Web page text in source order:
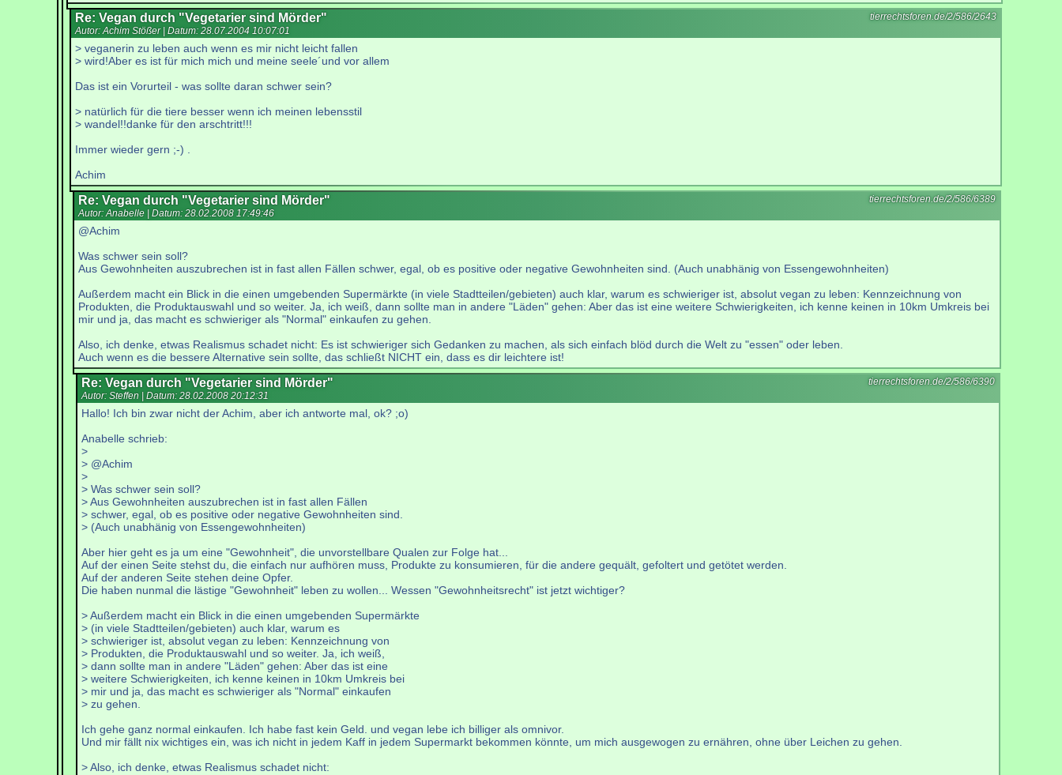
tierrechtsforen.de/2/586/2643
Re: Vegan durch "Vegetarier sind Mörder"
Autor: Achim Stößer | Datum: 28.07.2004 10:07:01
> veganerin zu leben auch wenn es mir nicht leicht fallen
> wird!Aber es ist für mich mich und meine seele´und vor allem
Das ist ein Vorurteil - was sollte daran schwer sein?
> natürlich für die tiere besser wenn ich meinen lebensstil
> wandel!!danke für den arschtritt!!!
Immer wieder gern ;-) .
Achim
tierrechtsforen.de/2/586/6389
Re: Vegan durch "Vegetarier sind Mörder"
Autor: Anabelle | Datum: 28.02.2008 17:49:46
@Achim
Was schwer sein soll?
Aus Gewohnheiten auszubrechen ist in fast allen Fällen schwer, egal, ob es positive oder negative Gewohnheiten sind. (Auch unabhänig von Essengewohnheiten)
Außerdem macht ein Blick in die einen umgebenden Supermärkte (in viele Stadtteilen/gebieten) auch klar, warum es schwieriger ist, absolut vegan zu leben: Kennzeichnung von
Produkten, die Produktauswahl und so weiter. Ja, ich weiß, dann sollte man in andere "Läden" gehen: Aber das ist eine weitere Schwierigkeiten, ich kenne keinen in 10km Umkreis bei
mir und ja, das macht es schwieriger als "Normal" einkaufen zu gehen.
Also, ich denke, etwas Realismus schadet nicht: Es ist schwieriger sich Gedanken zu machen, als sich einfach blöd durch die Welt zu "essen" oder leben.
Auch wenn es die bessere Alternative sein sollte, das schließt NICHT ein, dass es dir leichtere ist!
tierrechtsforen.de/2/586/6390
Re: Vegan durch "Vegetarier sind Mörder"
Autor: Steffen | Datum: 28.02.2008 20:12:31
Hallo! Ich bin zwar nicht der Achim, aber ich antworte mal, ok? ;o)
Anabelle schrieb:
>
> @Achim
>
> Was schwer sein soll?
> Aus Gewohnheiten auszubrechen ist in fast allen Fällen
> schwer, egal, ob es positive oder negative Gewohnheiten sind.
> (Auch unabhänig von Essengewohnheiten)
Aber hier geht es ja um eine "Gewohnheit", die unvorstellbare Qualen zur Folge hat...
Auf der einen Seite stehst du, die einfach nur aufhören muss, Produkte zu konsumieren, für die andere gequält, gefoltert und getötet werden.
Auf der anderen Seite stehen deine Opfer.
Die haben nunmal die lästige "Gewohnheit" leben zu wollen... Wessen "Gewohnheitsrecht" ist jetzt wichtiger?
> Außerdem macht ein Blick in die einen umgebenden Supermärkte
> (in viele Stadtteilen/gebieten) auch klar, warum es
> schwieriger ist, absolut vegan zu leben: Kennzeichnung von
> Produkten, die Produktauswahl und so weiter. Ja, ich weiß,
> dann sollte man in andere "Läden" gehen: Aber das ist eine
> weitere Schwierigkeiten, ich kenne keinen in 10km Umkreis bei
> mir und ja, das macht es schwieriger als "Normal" einkaufen
> zu gehen.
Ich gehe ganz normal einkaufen. Ich habe fast kein Geld. und vegan lebe ich billiger als omnivor.
Und mir fällt nix wichtiges ein, was ich nicht in jedem Kaff in jedem Supermarkt bekommen könnte, um mich ausgewogen zu ernähren, ohne über Leichen zu gehen.
> Also, ich denke, etwas Realismus schadet nicht: